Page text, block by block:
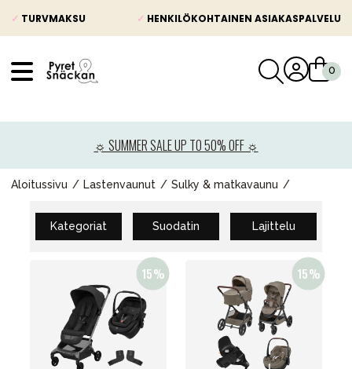
✓ TURVMAKSU ✓ HENKILÖKOHTAINEN ASIAKASPALVELU
☼ SUMMER SALE UP TO 50% OFF ☼
Aloitussivu Lastenvaunut Sulky & matkavaunu
Kategoriat Suodatin Lajittelu
Lastenvaunut
Lasten turvaistuimet
Vauvan paketti
Lapsi & vauva
Lelut ja pelit
Äiti & Isä
Huonekalut & vuodevaatteet
Tarvikkeet